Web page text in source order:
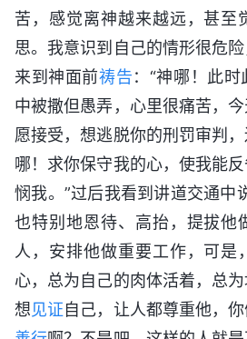
苦，感觉离神越来越远，甚至
思。我意识到自己的情形很危
来到神面前祷告：“神哪！此
中被撒但愚弄，心里很痛苦，
愿接受，想逃脱你的刑罚审判
哪！求你保守我的心，使我能
悯我。”过后我看到讲道交通中
也特别地恩待、高抬，提拔他
人，安排他做重要工作，可是
心，总为自己的肉体活着，总
想见证自己，让人都尊重他，